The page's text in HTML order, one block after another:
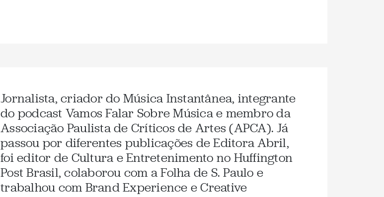
Jornalista, criador do Música Instantânea, integrante
do podcast Vamos Falar Sobre Música e membro da
Associação Paulista de Críticos de Artes (APCA). Já
passou por diferentes publicações de Editora Abril,
foi editor de Cultura e Entretenimento no Huffington
Post Brasil, colaborou com a Folha de S. Paulo e
trabalhou com Brand Experience e Creative